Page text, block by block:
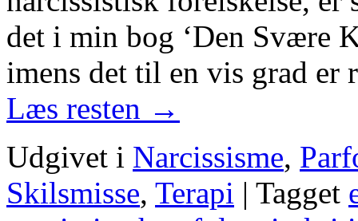
det i min bog ‘Den Svære
imens det til en vis grad
Læs resten →
Udgivet i Narcissisme,
Skilsmisse, Terapi | Tagget